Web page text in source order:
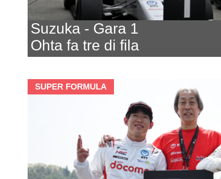
Suzuka - Gara 1
Ohta fa tre di fila
SUPER FORMULA